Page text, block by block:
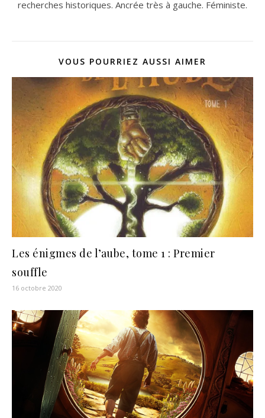
recherches historiques. Ancrée très à gauche. Féministe.
VOUS POURRIEZ AUSSI AIMER
Les énigmes de l’aube, tome 1 : Premier
souffle
16 octobre 2020